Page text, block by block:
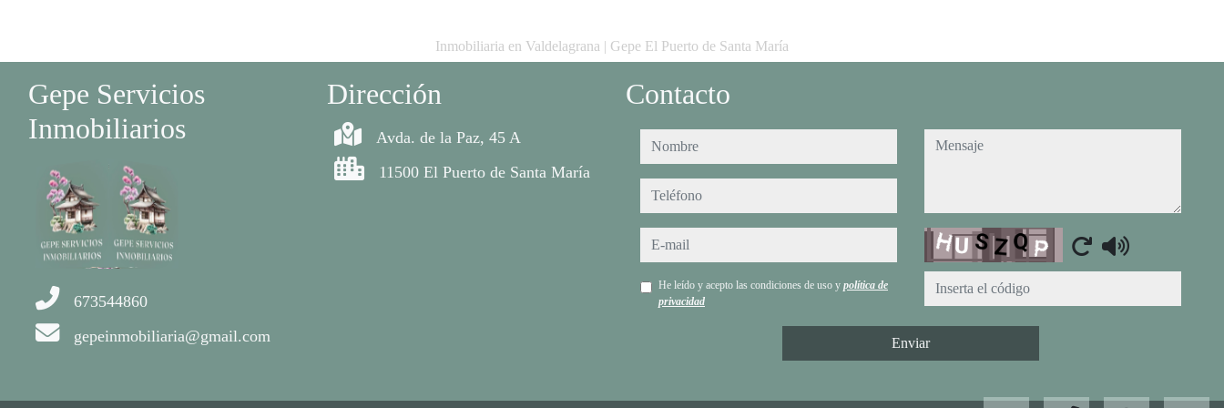
Inmobiliaria en Valdelagrana | Gepe El Puerto de Santa María
Gepe Servicios
Inmobiliarios
673544860
gepeinmobiliaria@gmail.com
Dirección
Avda. de la Paz, 45 A
11500 El Puerto de Santa María
Contacto
nombre
teléfono
e-mail
He leído y acepto las condiciones de uso y política de
privacidad
mensaje
Captcha
Enviar